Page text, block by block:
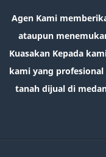
Agen Kami
ataupun
Kuasakan Kepada
kami yang
tanah dijual di